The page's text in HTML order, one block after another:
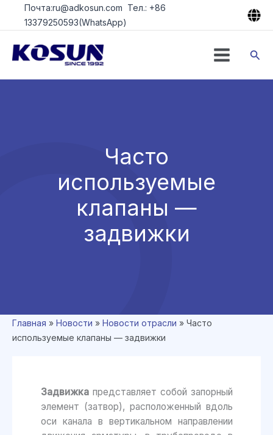
ПерейтиПочта:ru@adkosun.com Тел.: +86
13379250593(WhatsApp)
Часто
используемые
клапаны —
задвижки
Главная » Новости » Новости отрасли » Часто
используемые клапаны — задвижки
Задвижкапредставляет собой запорный
элемент (затвор), расположенный вдоль
оси канала в вертикальном направлении